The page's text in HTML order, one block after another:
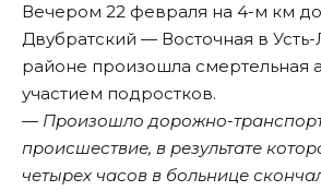
Вечером 22 февраля на 4-м км
Двубратский — Восточная в
районе произошла смертельная
участием подростков.
— Произошло дорожно-
происшествие, в результате
четырех часов в больнице